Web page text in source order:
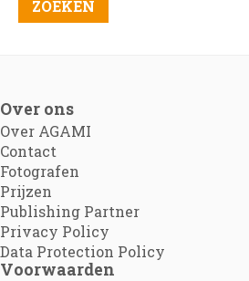
Over ons
Over AGAMI
Contact
Fotografen
Prijzen
Publishing Partner
Privacy Policy
Data Protection Policy
Voorwaarden